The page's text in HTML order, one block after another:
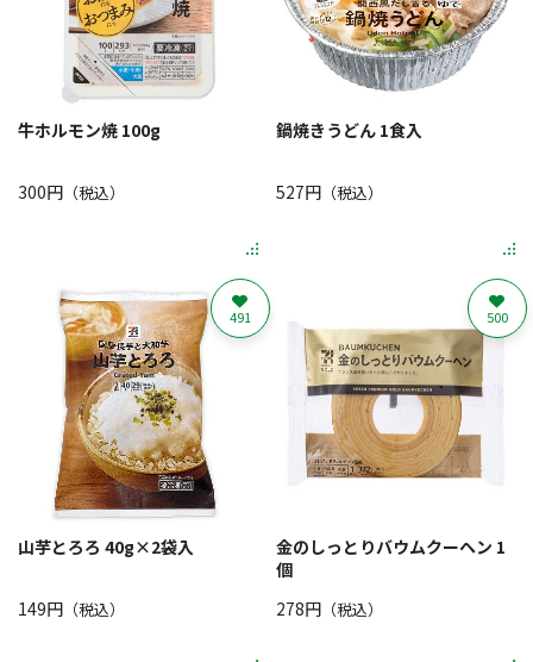
牛ホルモン焼 100g
300円 （税込）
鍋焼きうどん 1食入
527円（税込）
山芋とろろ 40g×2袋入
149円 （税込）
491
金のしっとりバウムクーヘン 1
個
278円（税込）
500